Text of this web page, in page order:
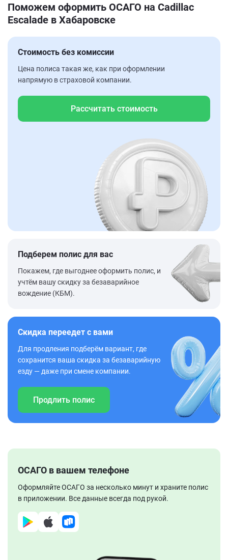
Поможем оформить ОСАГО на Cadillac
Escalade в Хабаровске
Стоимость без комиссии
Цена полиса такая же, как при оформлении
напрямую в страховой компании.
Рассчитать стоимость
Подберем полис для вас
Покажем, где выгоднее оформить полис, и
учтём вашу скидку за безаварийное
вождение (КБМ).
Скидка переедет с вами
Для продления подберём вариант, где
сохранится ваша скидка за безаварийную
езду — даже при смене компании.
Продлить полис
ОСАГО в вашем телефоне
Оформляйте ОСАГО за несколько минут и храните полис
в приложении. Все данные всегда под рукой.